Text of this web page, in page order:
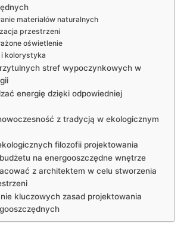
materiałów‌ naturalnych
przestrzeni
oświetlenie
kolorystyka
stref wypoczynkowych w
energię dzięki odpowiedniej
z tradycją w ekologicznym‍
filozofii projektowania
na ‌energooszczędne wnętrze
z architektem w celu stworzenia
kluczowych zasad projektowania